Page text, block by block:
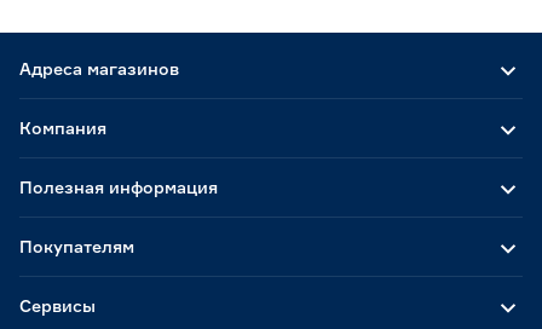
Адреса магазинов
Компания
Полезная информация
Покупателям
Сервисы